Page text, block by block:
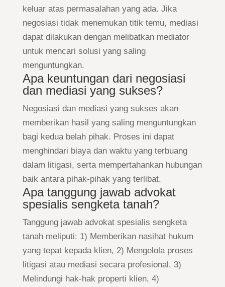
keluar atas permasalahan yang ada. Jika
negosiasi tidak menemukan titik temu, mediasi
dapat dilakukan dengan melibatkan mediator
untuk mencari solusi yang saling
menguntungkan.
Apa keuntungan dari negosiasi
dan mediasi yang sukses?
Negosiasi dan mediasi yang sukses akan
memberikan hasil yang saling menguntungkan
bagi kedua belah pihak. Proses ini dapat
menghindari biaya dan waktu yang terbuang
dalam litigasi, serta mempertahankan hubungan
baik antara pihak-pihak yang terlibat.
Apa tanggung jawab advokat
spesialis sengketa tanah?
Tanggung jawab advokat spesialis sengketa
tanah meliputi: 1) Memberikan nasihat hukum
yang tepat kepada klien, 2) Mengelola proses
litigasi atau mediasi secara profesional, 3)
Melindungi hak-hak properti klien, 4)